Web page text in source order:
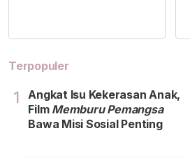
Terpopuler
1
Angkat Isu Kekerasan Anak,
Film Memburu Pemangsa
Bawa Misi Sosial Penting